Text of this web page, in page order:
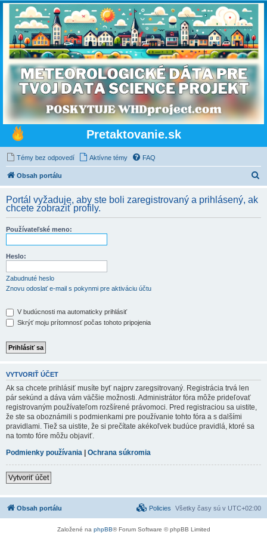
Pretaktovanie.sk
Témy bez odpovedí Aktívne témy FAQ
Obsah portálu
d
Portál vyžaduje, aby ste boli zaregistrovaný a prihlásený, ak
chcete zobraziť profily.
Používateľské meno:
Heslo:
Zabudnuté heslo
Znovu odoslať e-mail s pokynmi pre aktiváciu účtu
V budúcnosti ma automaticky prihlásiť
Skrýť moju prítomnosť počas tohoto pripojenia
VYTVORIŤ ÚČET
Ak sa chcete prihlásiť musíte byť najprv zaregsitrovaný. Registrácia trvá len
pár sekúnd a dáva vám väčšie možnosti. Administrátor fóra môže prideľovať
registrovaným používateľom rozšírené právomoci. Pred registraciou sa uistite,
že ste sa oboznámili s podmienkami pre používanie tohto fóra a s dalšími
pravidlami. Tiež sa uistite, že si prečítate akékoľvek budúce pravidlá, ktoré sa
na tomto fóre môžu objaviť.
Podmienky používania | Ochrana súkromia
Vytvoriť účet
Obsah portálu Všetky časy sú v UTC+02:00
Policies
Založené na phpBB® Forum Software © phpBB Limited